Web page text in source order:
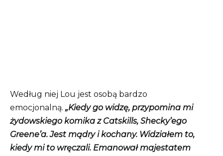
Według niej Lou jest osobą bardzo
emocjonalną. „Kiedy go widzę, przypomina mi
żydowskiego komika z Catskills, Shecky’ego
Greene’a. Jest mądry i kochany. Widziałem to,
kiedy mi to wręczali. Emanował majestatem